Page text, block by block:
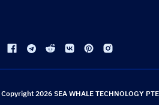
Copyright 2026 SEA WHALE TECHNOLOGY